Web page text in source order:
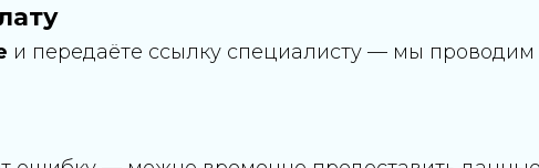
и передаёте ссылку специалисту — мы проводим